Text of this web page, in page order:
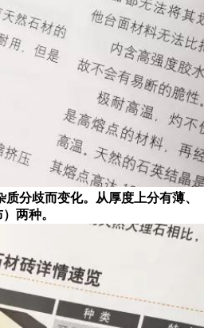
分歧而变化。从厚度上分有薄、
两种。